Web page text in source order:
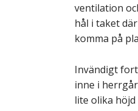
ventilation
hål i taket
komma på
Invändigt
inne i
lite olika